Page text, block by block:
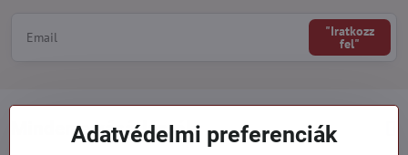
"Iratkozz
fel"
Minden a vásárlásról
Adatvédelmi preferenciák